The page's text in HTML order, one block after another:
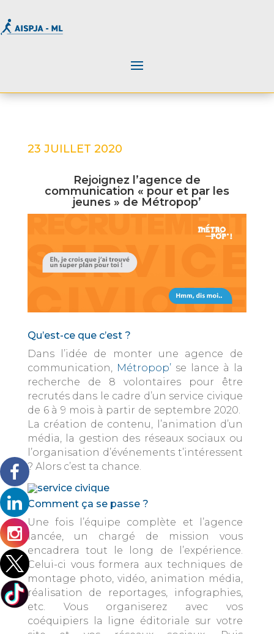
23 JUILLET 2020
Rejoignez l’agence de
communication « pour et par les
jeunes » de Métropop’
Qu’est-ce que c’est ?
Dans l’idée de monter une agence de
communication, Métropop’se lance à la
recherche de 8 volontaires pour être
recrutés dans le cadre d’un service civique
de 6 à 9 mois à partir de septembre 2020.
La création de contenu, l’animation d’un
média, la gestion des réseaux sociaux ou
l’organisation d’événements t’intéressent
? Alors c’est ta chance.
Comment ça se passe ?
Une fois l’équipe complète et l’agence
lancée, un chargé de mission vous
encadrera tout le long de l’expérience.
Celui-ci vous formera aux techniques de
montage photo, vidéo, animation média,
réalisation de reportages, infographies,
etc. Vous organiserez avec vos
coéquipiers la ligne éditoriale sur votre